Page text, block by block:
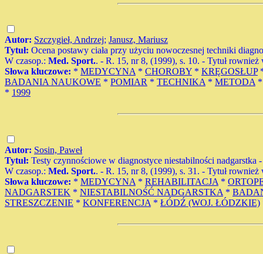
Autor: Szczygieł, Andrzej; Janusz, Mariusz
Tytuł: Ocena postawy ciała przy użyciu nowoczesnej techniki
W czasop.: Med. Sport.. - R. 15, nr 8, (1999), s. 10. - Tytuł rownież
Słowa kluczowe: * MEDYCYNA * CHOROBY * KRĘGOSŁUP
BADANIA NAUKOWE * POMIAR * TECHNIKA * METODA
* 1999
Autor: Sosin, Paweł
Tytuł: Testy czynnościowe w diagnostyce niestabilności
W czasop.: Med. Sport.. - R. 15, nr 8, (1999), s. 31. - Tytuł rownież
Słowa kluczowe: * MEDYCYNA * REHABILITACJA *
NADGARSTEK * NIESTABILNOŚĆ NADGARSTKA *
STRESZCZENIE * KONFERENCJA * ŁÓDŹ (WOJ. ŁÓDZKIE)